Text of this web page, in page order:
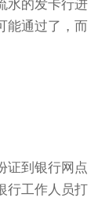
水的发卡行进
能通过了，而
到银行网点
行工作人员打